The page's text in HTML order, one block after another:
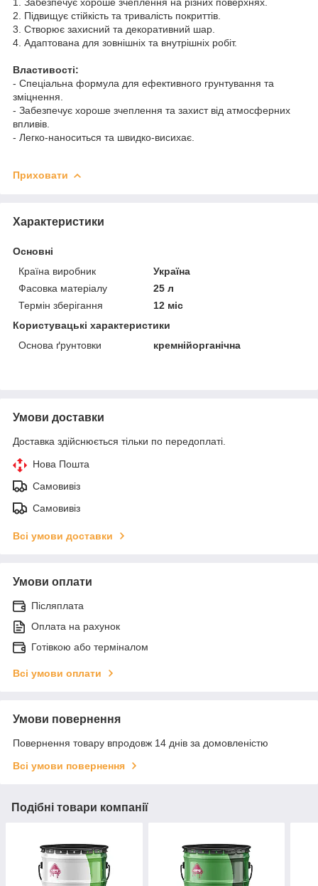
2. Підвищує стійкість та тривалість покриттів.
3. Створює захисний та декоративний шар.
4. Адаптована для зовнішніх та внутрішніх робіт.
Властивості:
- Спеціальна формула для ефективного грунтування та
зміцнення.
- Забезпечує хороше зчеплення та захист від атмосферних
впливів.
- Легко-наноситься та швидко-висихає.
Приховати
Характеристики
Основні
Країна виробник
Україна
Фасовка матеріалу
25 л
Термін зберігання
12 міс
Користувацькі характеристики
Основа ґрунтовки
кремнійорганічна
Умови доставки
Доставка здійснюється тільки по передоплаті.
Нова Пошта
Самовивіз
Самовивіз
Всі умови доставки
Умови оплати
Післяплата
Оплата на рахунок
Готівкою або терміналом
Всі умови оплати
Умови повернення
Повернення товару впродовж 14 днів за домовленістю
Всі умови повернення
Подібні товари компанії